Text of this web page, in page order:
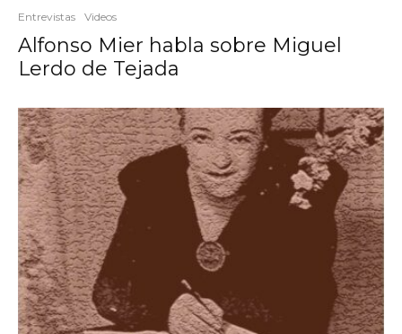
Entrevistas Videos
Alfonso Mier habla sobre Miguel
Lerdo de Tejada